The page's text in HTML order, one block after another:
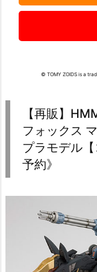
© TOMY ZOIDS is a
【再販】
フォックス
プラモデル
予約》